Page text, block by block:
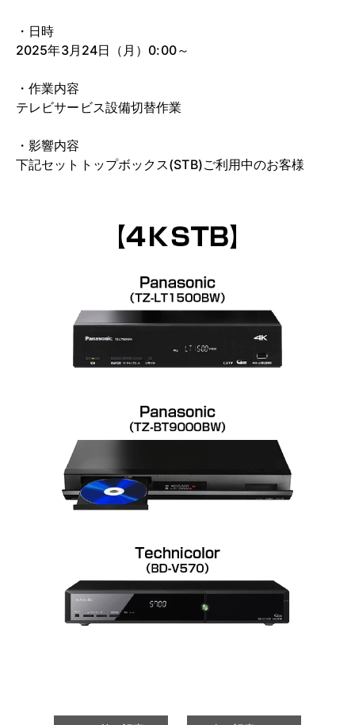
・日時
2025年3月24日（月）0:00～
・作業内容
テレビサービス設備切替作業
・影響内容
下記セットトップボックス(STB)ご利用中のお客様